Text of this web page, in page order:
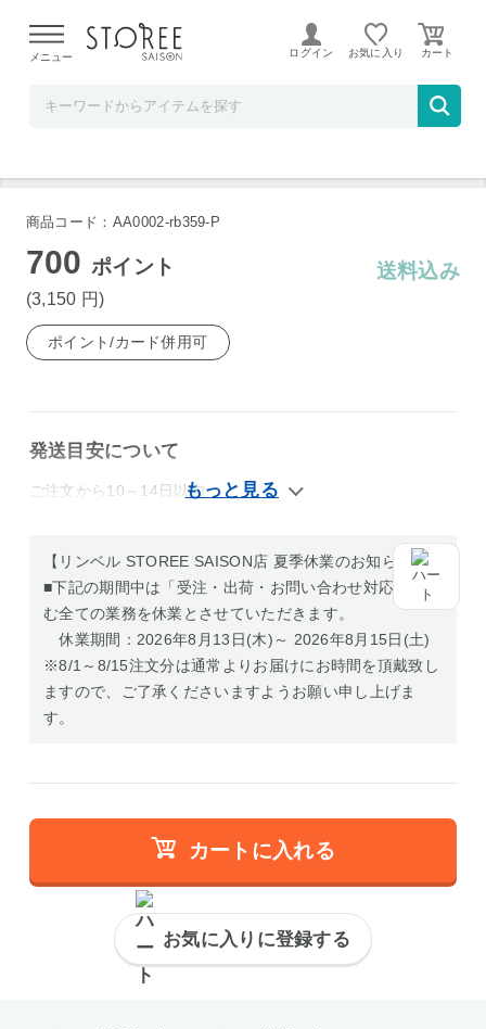
よる配送遅延が発生しております。
メニュー ログイン お気に入り
月の井酒造店 純米吟醸酒 月の井
商品コード：AA0002-rb359-P
700ポイント
(3,150 円)
送料込み
ポイント/カード併用可
発送目安について
ご注文から10～14日以内
【リンベル STOREE SAISON店 夏季休業のお知らせ】
■下記の期間中は「受注・出荷・お問い合わせ対応」を含
む全ての業務を休業とさせていただきます。
休業期間：2026年8月13日(木)～ 2026年8月15日(土)
※8/1～8/15注文分は通常よりお届けにお時間を頂戴致し
ますので、ご了承くださいますようお願い申し上げま
す。
カートに入れる
お気に入りに登録する